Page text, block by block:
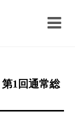
第1回通常総